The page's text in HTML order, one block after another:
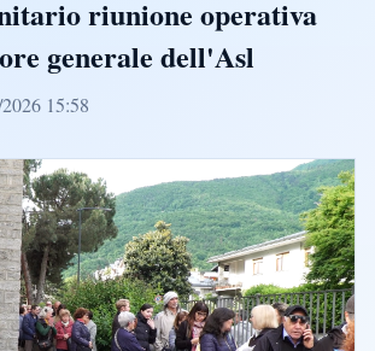
riunione operativa
generale dell'Asl
15:58